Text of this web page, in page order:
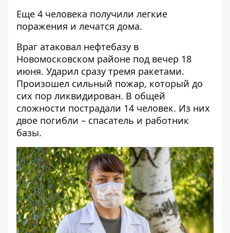
Еще 4 человека получили легкие
поражения и лечатся дома.
Враг атаковал нефтебазу в
Новомосковском районе под вечер 18
июня. Ударил сразу тремя ракетами.
Произошел сильный пожар, который до
сих пор ликвидирован. В общей
сложности пострадали 14 человек. Из них
двое погибли – спасатель и работник
базы.